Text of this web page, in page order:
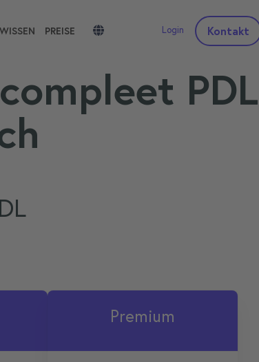
WISSEN PREISE Login Kontakt
Premium